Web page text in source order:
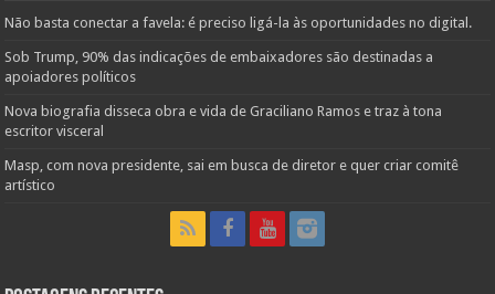
Não basta conectar a favela: é preciso ligá-la às oportunidades no digital.
Sob Trump, 90% das indicações de embaixadores são destinadas a
apoiadores políticos
Nova biografia disseca obra e vida de Graciliano Ramos e traz à tona
escritor visceral
Masp, com nova presidente, sai em busca de diretor e quer criar comitê
artístico